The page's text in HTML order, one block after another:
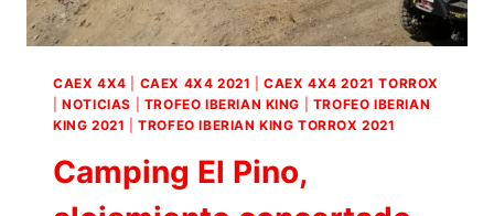
INTERNACIONAL
TROFEO
KING
4×4
2021
CAEX 4X4 CAEX 4X4 2021 |CAEX 4X4 2021 TORROX
|NOTICIAS TROFEO IBERIAN KING
TROFEO IBERIAN
KING 2021 |TROFEO IBERIAN KING TORROX 2021
Camping El Pino,